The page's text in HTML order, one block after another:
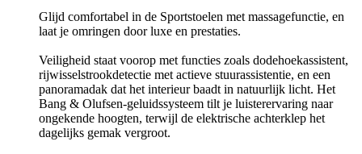
Glijd comfortabel in de Sportstoelen met massagefunctie, en
laat je omringen door luxe en prestaties.
Veiligheid staat voorop met functies zoals dodehoekassistent,
rijwisselstrookdetectie met actieve stuurassistentie, en een
panoramadak dat het interieur baadt in natuurlijk licht. Het
Bang & Olufsen-geluidssysteem tilt je luisterervaring naar
ongekende hoogten, terwijl de elektrische achterklep het
dagelijks gemak vergroot.